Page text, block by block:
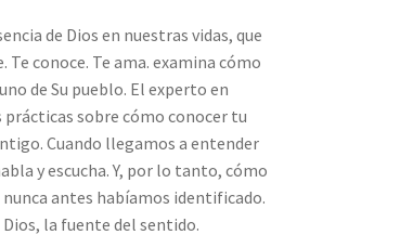
de Dios en nuestras vidas, que
conoce. Te ama. examina cómo
de Su pueblo. El experto en
prácticas sobre cómo conocer tu
Cuando llegamos a entender
y escucha. Y, por lo tanto, cómo
antes habíamos identificado.
la fuente del sentido.